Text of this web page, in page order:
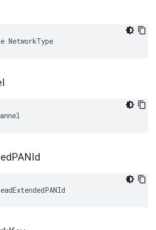
NetworkType
PANId